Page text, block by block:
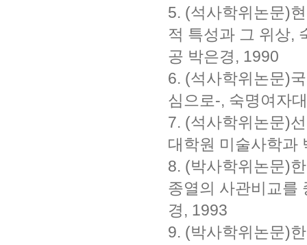
5. (석사학위논문)
적 특성과 그 위상,
공 박은경, 1990
6. (석사학위논문)
심으로-, 숙명여자
7. (석사학위논문)
대학원 미술사학과
8. (박사학위논문)
종열의 사관비교를
경, 1993
9. (박사학위논문)